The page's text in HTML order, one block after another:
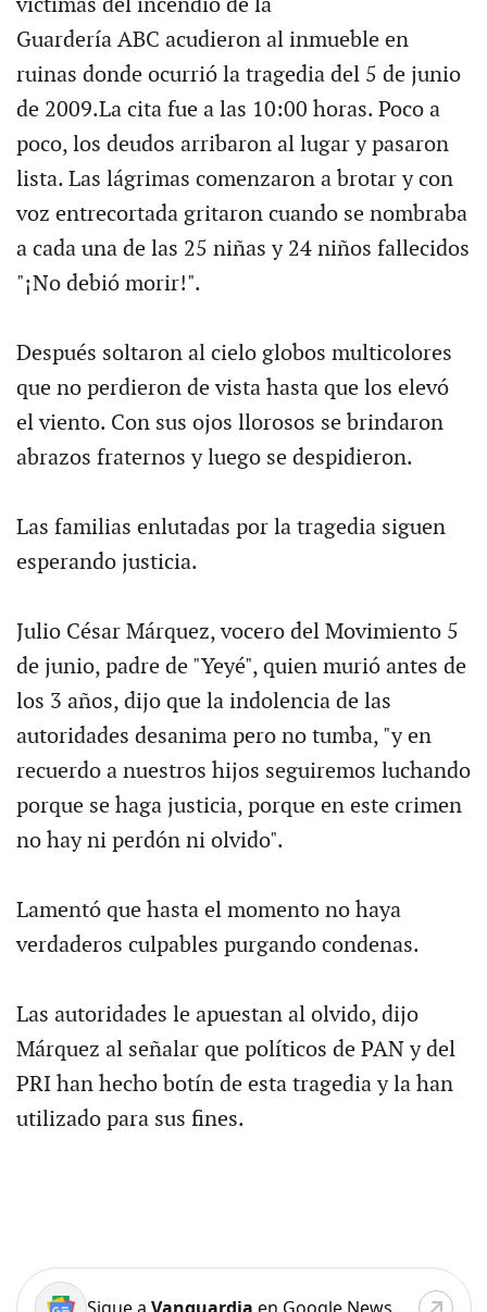
víctimas del incendio de la
Guardería ABC acudieron al inmueble en
ruinas donde ocurrió la tragedia del 5 de junio
de 2009.La cita fue a las 10:00 horas. Poco a
poco, los deudos arribaron al lugar y pasaron
lista. Las lágrimas comenzaron a brotar y con
voz entrecortada gritaron cuando se nombraba
a cada una de las 25 niñas y 24 niños fallecidos
"¡No debió morir!".
Después soltaron al cielo globos multicolores
que no perdieron de vista hasta que los elevó
el viento. Con sus ojos llorosos se brindaron
abrazos fraternos y luego se despidieron.
Las familias enlutadas por la tragedia siguen
esperando justicia.
Julio César Márquez, vocero del Movimiento 5
de junio, padre de "Yeyé", quien murió antes de
los 3 años, dijo que la indolencia de las
autoridades desanima pero no tumba, "y en
recuerdo a nuestros hijos seguiremos luchando
porque se haga justicia, porque en este crimen
no hay ni perdón ni olvido".
Lamentó que hasta el momento no haya
verdaderos culpables purgando condenas.
Las autoridades le apuestan al olvido, dijo
Márquez al señalar que políticos de PAN y del
PRI han hecho botín de esta tragedia y la han
utilizado para sus fines.